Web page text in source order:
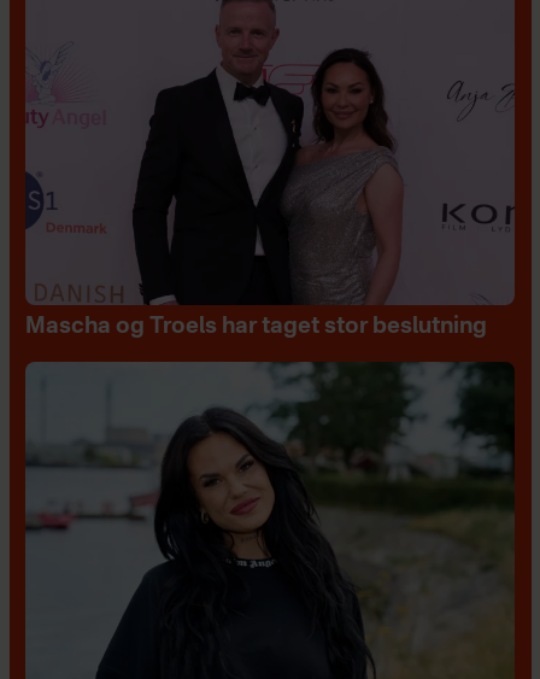
Mascha og Troels har taget stor beslutning